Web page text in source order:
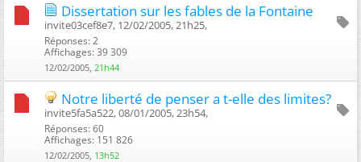
Dissertation sur les fables de la Fontaine
invite03cef8e7, 12/02/2005, 21h25, ‎
Réponses: 2
Affichages: 39 309
12/02/2005, 21h44
Notre liberté de penser a t-elle des limites?
invite5fa5a522, 08/01/2005, 23h54, ‎
Réponses: 60
Affichages: 151 826
12/02/2005, 13h52